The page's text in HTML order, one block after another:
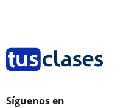
Síguenos en